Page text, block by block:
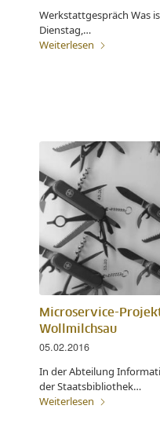
Werkstattgespräch Was
Dienstag,…
Weiterlesen
Microservice-
Wollmilchsau
05.02.2016
In der Abteilung
der Staatsbibliothek…
Weiterlesen